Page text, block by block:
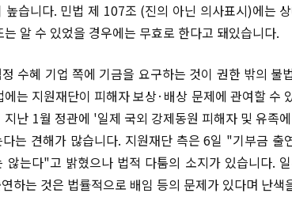
높습니다. 민법 제 107조 (진의 아닌 의사표시)에는
알 수 있었을 경우에는 무효로 한다고 돼있습니다.
수혜 기업 쪽에 기금을 요구하는 것이 권한 밖의 불
는 지원재단이 피해자 보상·배상 문제에 관여할 수
지난 1월 정관에 '일제 국외 강제동원 피해자 및 유족
는 견해가 많습니다. 지원재단 측은 6일 "기부금 출
않는다"고 밝혔으나 법적 다툼의 소지가 있습니다.
하는 것은 법률적으로 배임 등의 문제가 있다며 난색